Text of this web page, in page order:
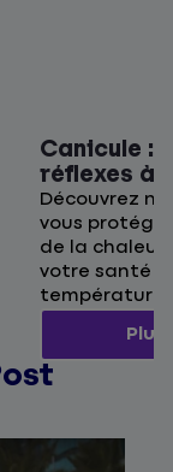
Canicule :
réflexes à
Découvrez
vous
de la chaleur
votre santé